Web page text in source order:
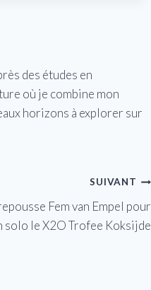
des études en
où je combine mon
horizons à explorer sur
SUIVANT
Fem van Empel pour
solo le X2O Trofee Koksijde